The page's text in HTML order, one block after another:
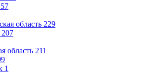
57
область 229
207
область 211
1